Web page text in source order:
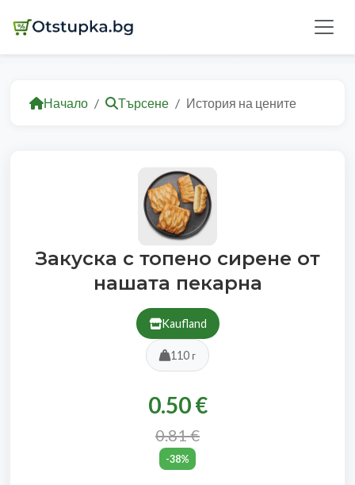
Начало Търсене История на цените
Закуска с топено сирене от
нашата пекарна
Kaufland
110 г
0.50 €
0.81 €
-38%